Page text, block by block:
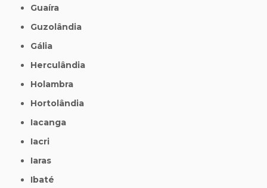
Guaíra
Guzolândia
Gália
Herculândia
Holambra
Hortolândia
Iacanga
Iacri
Iaras
Ibaté